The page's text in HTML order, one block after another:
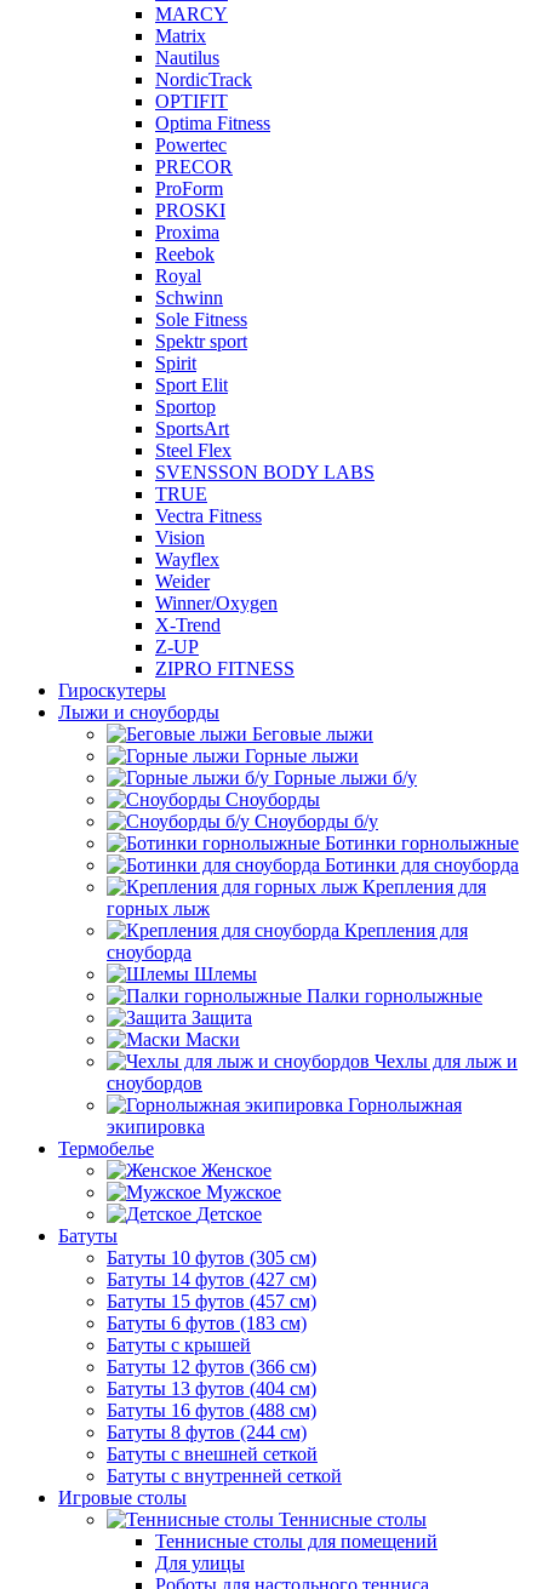
MARCY
Matrix
Nautilus
NordicTrack
OPTIFIT
Optima Fitness
Powertec
PRECOR
ProForm
PROSKI
Proxima
Reebok
Royal
Schwinn
Sole Fitness
Spektr sport
Spirit
Sport Elit
Sportop
SportsArt
Steel Flex
SVENSSON BODY LABS
TRUE
Vectra Fitness
Vision
Wayflex
Weider
Winner/Oxygen
X-Trend
Z-UP
ZIPRO FITNESS
Гироскутеры
Лыжи и сноуборды
Беговые лыжи
Горные лыжи
Горные лыжи б/у
Сноуборды
Сноуборды б/у
Ботинки горнолыжные
Ботинки для сноуборда
Крепления для
горных лыж
Крепления для
сноуборда
Шлемы
Палки горнолыжные
Защита
Маски
Чехлы для лыж и
сноубордов
Горнолыжная
экипировка
Термобелье
Женское
Мужское
Детское
Батуты
Батуты 10 футов (305 см)
Батуты 14 футов (427 см)
Батуты 15 футов (457 см)
Батуты 6 футов (183 см)
Батуты с крышей
Батуты 12 футов (366 см)
Батуты 13 футов (404 см)
Батуты 16 футов (488 см)
Батуты 8 футов (244 см)
Батуты с внешней сеткой
Батуты с внутренней сеткой
Игровые столы
Теннисные столы
Теннисные столы для помещений
Для улицы
Роботы для настольного тенниса